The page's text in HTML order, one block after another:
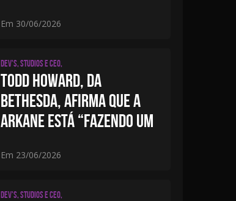
Em 30/06/2026
Dev's, studios e CEO,
TODD HOWARD, DA
BETHESDA, AFIRMA QUE A
ARKANE ESTÁ “FAZENDO UM
Em 23/06/2026
Dev's, studios e CEO,